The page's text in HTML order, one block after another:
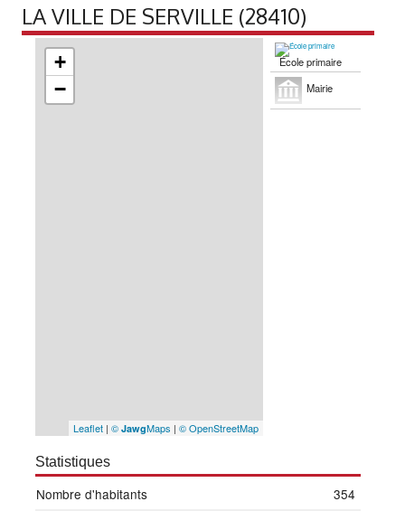
LA VILLE DE SERVILLE (28410)
+
−
Leaflet| © JawgMaps | © OpenStreetMap
École primaire
Mairie
Statistiques
Nombre d'habitants
354